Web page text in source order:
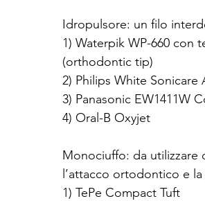
Idropulsore: un filo
1) Waterpik WP-660 con
(orthodontic tip)
2) Philips White Sonicare
3) Panasonic EW1411W
4) Oral-B Oxyjet
Monociuffo: da
l’attacco ortodontico e
1) TePe Compact Tuft